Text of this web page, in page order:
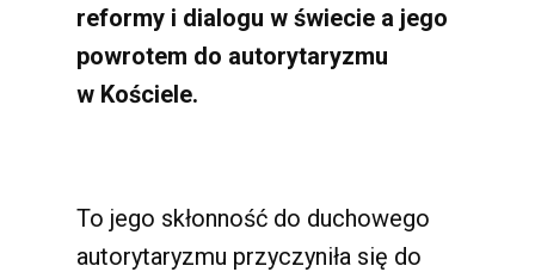
reformy i dialogu w świecie a jego
powrotem do autorytaryzmu
w Kościele.
To jego skłonność do duchowego
autorytaryzmu przyczyniła się do